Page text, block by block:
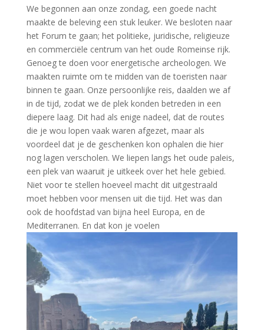
We begonnen aan onze zondag, een goede nacht
maakte de beleving een stuk leuker. We besloten naar
het Forum te gaan; het politieke, juridische, religieuze
en commerciële centrum van het oude Romeinse rijk.
Genoeg te doen voor energetische archeologen. We
maakten ruimte om te midden van de toeristen naar
binnen te gaan. Onze persoonlijke reis, daalden we af
in de tijd, zodat we de plek konden betreden in een
diepere laag. Dit had als enige nadeel, dat de routes
die je wou lopen vaak waren afgezet, maar als
voordeel dat je de geschenken kon ophalen die hier
nog lagen verscholen. We liepen langs het oude paleis,
een plek van waaruit je uitkeek over het hele gebied.
Niet voor te stellen hoeveel macht dit uitgestraald
moet hebben voor mensen uit die tijd. Het was dan
ook de hoofdstad van bijna heel Europa, en de
Mediterranen. En dat kon je voelen